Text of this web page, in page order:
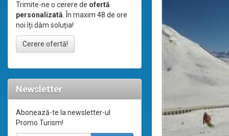
Trimite-ne o cerere de ofertă
personalizată. În maxim 48 de ore
noi îți dăm soluția!
Cerere ofertă!
Newsletter
Abonează-te la newsletter-ul
Promo Turism!